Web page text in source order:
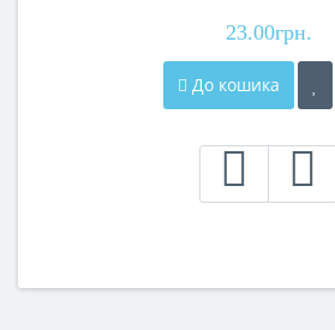
23.00грн.
До кошика